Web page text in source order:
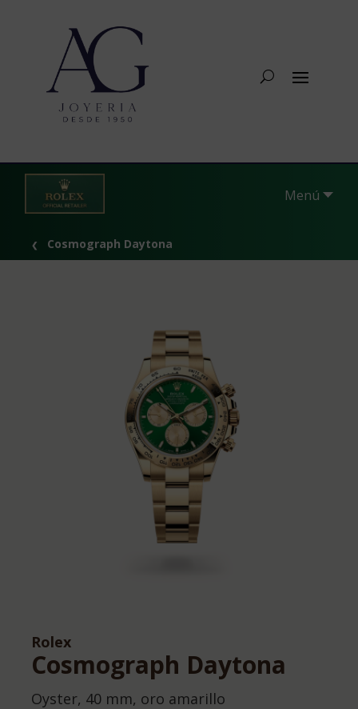
Menú
Cosmograph Daytona
Rolex
Cosmograph Daytona
Oyster, 40 mm, oro amarillo